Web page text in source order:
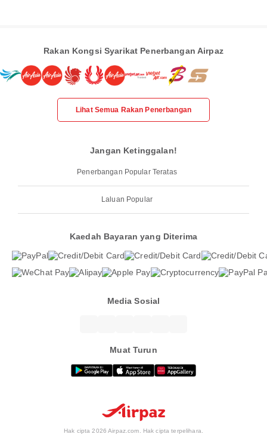
Rakan Kongsi Syarikat Penerbangan Airpaz
Lihat Semua Rakan Penerbangan
Jangan Ketinggalan!
Penerbangan Popular Teratas
Laluan Popular
Kaedah Bayaran yang Diterima
Media Sosial
Muat Turun
Hak cipta 2026 Airpaz.com. Hak cipta terpelihara.